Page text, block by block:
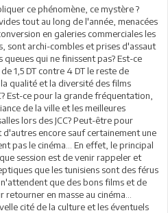
ce phénomène, ce mystère ?
tout au long de l'année, menacées
en galeries commerciales les
sont archi-combles et prises d'assaut
queues qui ne finissent pas? Est-ce
1,5 DT contre 4 DT le reste de
qualité et la diversité des films
Est-ce pour la grande fréquentation,
de la ville et les meilleures
lors des JCC? Peut-être pour
d'autres encore sauf certainement une
pas le cinéma... En effet, le principal
session est de venir rappeler et
que les tunisiens sont des férus
que des bons films et de
en masse au cinéma...
cité de la culture et les éventuels